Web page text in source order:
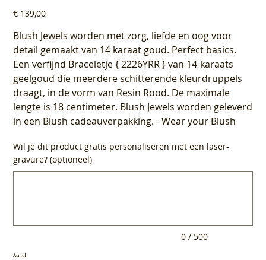
Prijs
€ 139,00
Blush Jewels worden met zorg, liefde en oog voor
detail gemaakt van 14 karaat goud. Perfect basics.
Een verfijnd Braceletje { 2226YRR } van 14-karaats
geelgoud die meerdere schitterende kleurdruppels
draagt, in de vorm van Resin Rood. De maximale
lengte is 18 centimeter. Blush Jewels worden geleverd
in een Blush cadeauverpakking. - Wear your Blush
Wil je dit product gratis personaliseren met een laser-
gravure? (optioneel)
0 / 500
Aantal